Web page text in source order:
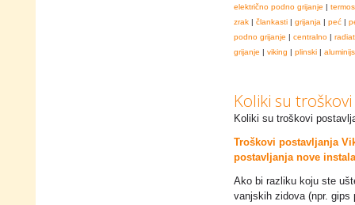
električno podno grijanje |
zrak | člankasti | grijanja | peć |
podno grijanje | centralno |
grijanje | viking | plinski |
Koliki su
Koliki su troškovi
Troškovi postavljanja
postavljanja nove
Ako bi razliku koju ste
vanjskih zidova (npr. gips